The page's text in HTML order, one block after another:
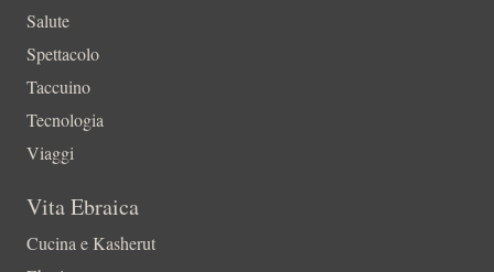
Salute
Spettacolo
Taccuino
Tecnologia
Viaggi
Vita Ebraica
Cucina e Kasherut